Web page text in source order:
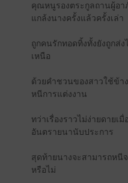
คุณหนูรองตระกูลถานผู้อ
แกล้งนางครั้งแล้วครั้งเล่า
ถูกคนรักทอดทิ้งทั้งยังถูกส่
เหนือ
ด้วยคำชวนของสาวใช้ข้า
หนีการแต่งงาน
ทว่าเรื่องราวไม่ง่ายดายเ
อันตรายนานับประการ
สุดท้ายนางจะสามารถหนี
หรือไม่